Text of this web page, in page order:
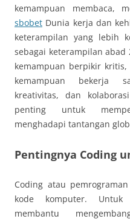
kemampuan membaca,
sbobet Dunia kerja dan
keterampilan yang lebih
sebagai keterampilan
kemampuan berpikir
kemampuan bekerja
kreativitas, dan
penting untuk
menghadapi tantangan
Pentingnya Coding
Coding atau
kode komputer. Untuk
membantu